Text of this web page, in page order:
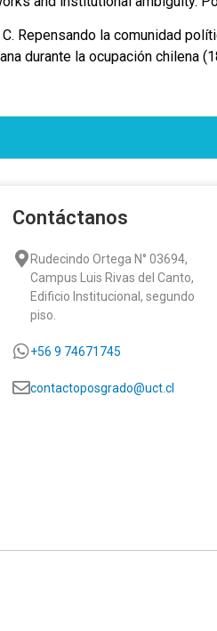
Repensando la comunidad
durante la ocupación chilena
Contáctanos
Rudecindo Ortega N° 03694,
Campus Luis Rivas del Canto,
Edificio Institucional, segundo
piso.
+56 9 74671745
contactoposgrado@uct.cl